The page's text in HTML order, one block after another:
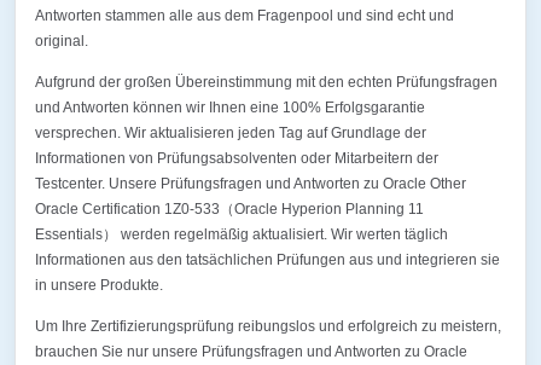
Antworten stammen alle aus dem Fragenpool und sind echt und
original.
Aufgrund der großen Übereinstimmung mit den echten Prüfungsfragen
und Antworten können wir Ihnen eine 100% Erfolgsgarantie
versprechen. Wir aktualisieren jeden Tag auf Grundlage der
Informationen von Prüfungsabsolventen oder Mitarbeitern der
Testcenter. Unsere Prüfungsfragen und Antworten zu Oracle Other
Oracle Certification 1Z0-533（Oracle Hyperion Planning 11
Essentials） werden regelmäßig aktualisiert. Wir werten täglich
Informationen aus den tatsächlichen Prüfungen aus und integrieren sie
in unsere Produkte.
Um Ihre Zertifizierungsprüfung reibungslos und erfolgreich zu meistern,
brauchen Sie nur unsere Prüfungsfragen und Antworten zu Oracle